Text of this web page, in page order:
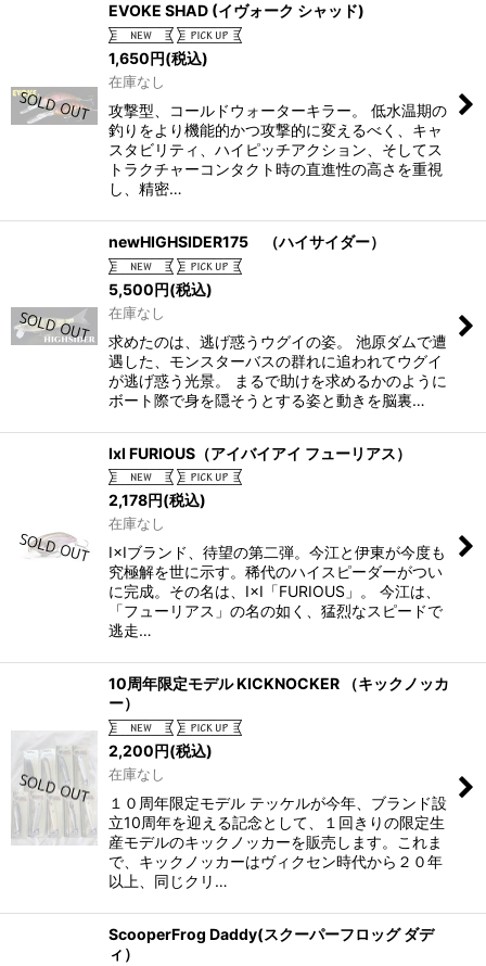
EVOKE SHAD (イヴォーク シャッド)
1,650円(税込)
在庫なし
攻撃型、コールドウォーターキラー。 低水温期の
釣りをより機能的かつ攻撃的に変えるべく、キャ
スタビリティ、ハイピッチアクション、そしてス
トラクチャーコンタクト時の直進性の高さを重視
し、精密…
newHIGHSIDER175 （ハイサイダー）
5,500円(税込)
在庫なし
求めたのは、逃げ惑うウグイの姿。 池原ダムで遭
遇した、モンスターバスの群れに追われてウグイ
が逃げ惑う光景。 まるで助けを求めるかのように
ボート際で身を隠そうとする姿と動きを脳裏…
IxI FURIOUS（アイバイアイ フューリアス）
2,178円(税込)
在庫なし
I×Iブランド、待望の第二弾。今江と伊東が今度も
究極解を世に示す。稀代のハイスピーダーがつい
に完成。その名は、I×I「FURIOUS」。 今江は、
「フューリアス」の名の如く、猛烈なスピードで
逃走…
10周年限定モデル KICKNOCKER （キックノッカ
ー）
2,200円(税込)
在庫なし
１０周年限定モデル テッケルが今年、ブランド設
立10周年を迎える記念として、１回きりの限定生
産モデルのキックノッカーを販売します。これま
で、キックノッカーはヴィクセン時代から２０年
以上、同じクリ…
ScooperFrog Daddy(スクーパーフロッグ ダデ
ィ）